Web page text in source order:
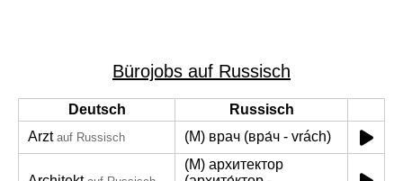
Bürojobs auf Russisch
Deutsch
Russisch
Arzt auf Russisch (M) врач (вра́ч - vrách)
(M) архитектор